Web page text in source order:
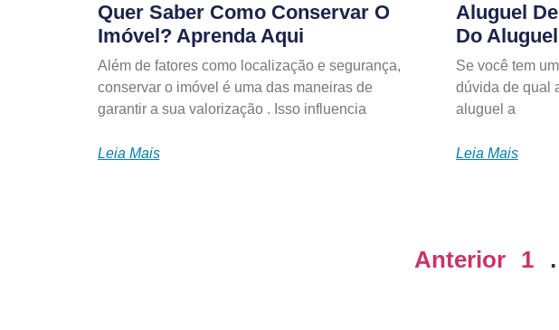
Quer Saber Como Conservar O
Imóvel? Aprenda Aqui
Além de fatores como localização e segurança,
conservar o imóvel é uma das maneiras de
garantir a sua valorização . Isso influencia
Leia Mais
Aluguel
Do
Se você tem
dúvida de qual
aluguel a
Leia Mais
Anterior 1